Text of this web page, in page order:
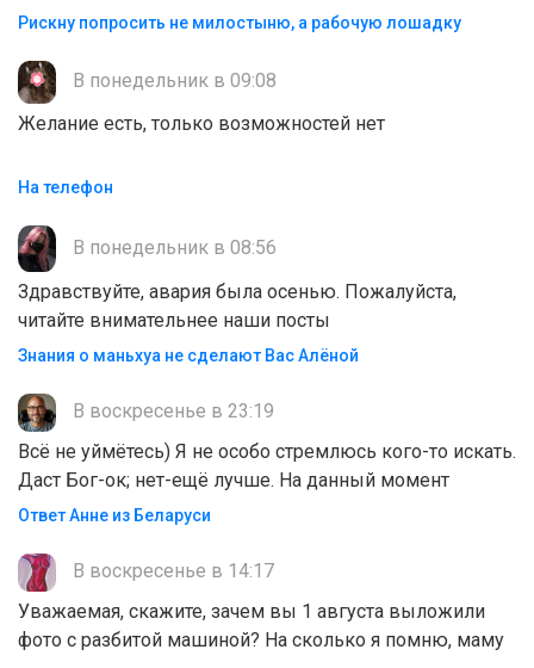
Рискну попросить не милостыню, а рабочую лошадку
В понедельник в 09:08
Желание есть, только возможностей нет
На телефон
В понедельник в 08:56
Здравствуйте, авария была осенью. Пожалуйста,
читайте внимательнее наши посты
Знания о маньхуа не сделают Вас Алëной
В воскресенье в 23:19
Всё не уймётесь) Я не особо стремлюсь кого-то искать.
Даст Бог-ок; нет-ещё лучше. На данный момент
Ответ Анне из Беларуси
В воскресенье в 14:17
Уважаемая, скажите, зачем вы 1 августа выложили
фото с разбитой машиной? На сколько я помню, маму